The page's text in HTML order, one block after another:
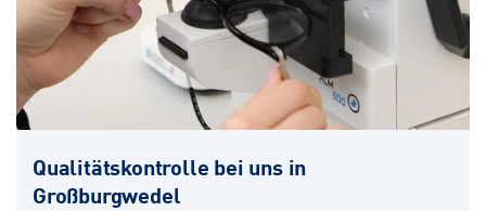
Qualitätskontrolle bei uns in
Großburgwedel